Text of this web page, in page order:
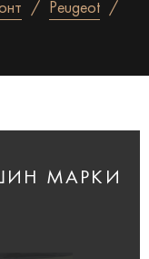
Peugeot
МАРКИ